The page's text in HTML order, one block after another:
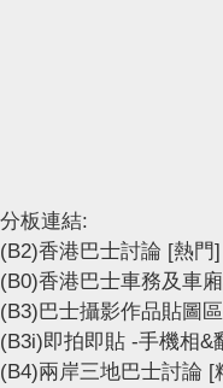
分板連結:
(B2)香港巴士討論 [熱門]
(B0)香港巴士車務及車
(B3)巴士攝影作品貼圖區
(B3i)即拍即貼 -手機相&
(B4)兩岸三地巴士討論 [